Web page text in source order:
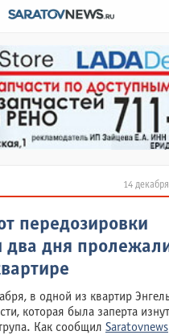
14
передозировки
два дня
в одной из квартир
которая была заперта
Как сообщил Saratovnews